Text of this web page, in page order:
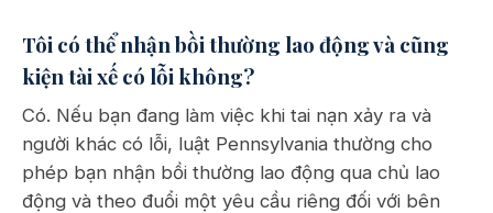
Tôi có thể nhận bồi thường lao động và cũng
kiện tài xế có lỗi không?
Có. Nếu bạn đang làm việc khi tai nạn xảy ra và
người khác có lỗi, luật Pennsylvania thường cho
phép bạn nhận bồi thường lao động qua chủ lao
động và theo đuổi một yêu cầu riêng đối với bên